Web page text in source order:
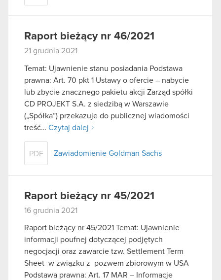
Raport bieżący nr 46/2021
21 grudnia 2021
Temat: Ujawnienie stanu posiadania Podstawa
prawna: Art. 70 pkt 1 Ustawy o ofercie – nabycie
lub zbycie znacznego pakietu akcji Zarząd spółki
CD PROJEKT S.A. z siedzibą w Warszawie
(„Spółka”) przekazuje do publicznej wiadomości
treść… Czytaj dalej
PDF Zawiadomienie Goldman Sachs
Raport bieżący nr 45/2021
16 grudnia 2021
Raport bieżący nr 45/2021 Temat: Ujawnienie
informacji poufnej dotyczącej podjętych
negocjacji oraz zawarcie tzw. Settlement Term
Sheet w związku z pozwem zbiorowym w USA
Podstawa prawna: Art. 17 MAR – Informacje